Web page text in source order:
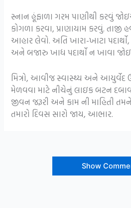
સ્નાન હૂંફાળા ગરમ પાણીથી કરવું
કોગળા કરવા, પ્રાણાયામ કરવું. તાજી
આહાર લેવો. અતિ ખારા-ખાટા
અને બજારુ ખાદ્ય પદાર્થો ન ખાવા
મિત્રો, આવીજ સ્વાસ્થ્ય અને આયુર્વેદ
મેળવવા માટે નીચેનું લાઇક બટન
જીવન જરૂરી અને કામ ની માહિતી
તમારો દિવસ સારો જાય, આભાર.
Show